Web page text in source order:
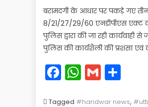
बरामदगी के आधार पर पकड़े गए
8/21/27/29/60 एनडीपीएस एक्ट
पुलिस द्वारा की जा रही
पुलिस की कार्यशैली की प्रशंसा एवं
Facebook
Gmail
Tagged #haridwar news,